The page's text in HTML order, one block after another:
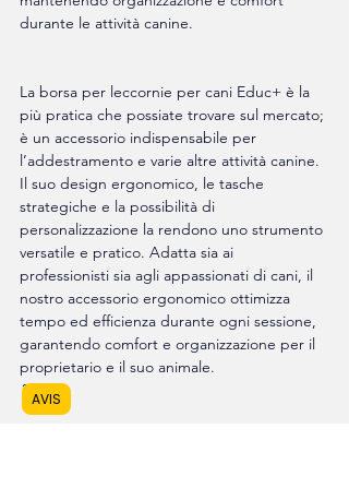
durante le attività canine.
La borsa per leccornie per cani Educ+ è la
più pratica che possiate trovare sul mercato;
è un accessorio indispensabile per
l’addestramento e varie altre attività canine.
Il suo design ergonomico, le tasche
strategiche e la possibilità di
personalizzazione la rendono uno strumento
versatile e pratico. Adatta sia ai
professionisti sia agli appassionati di cani, il
nostro accessorio ergonomico ottimizza
tempo ed efficienza durante ogni sessione,
garantendo comfort e organizzazione per il
proprietario e il suo animale.
?AVIS